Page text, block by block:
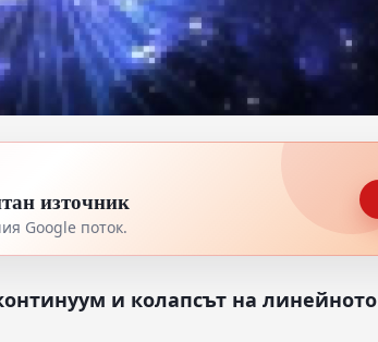
източник
Google поток.
и колапсът на линейното